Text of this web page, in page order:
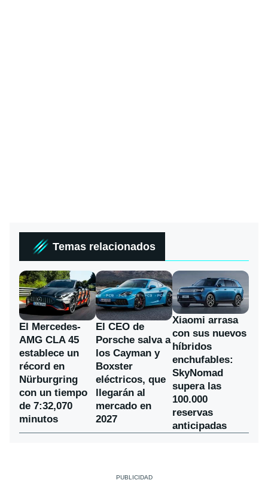
Temas relacionados
El Mercedes-
AMG CLA 45
establece un
récord en
Nürburgring
con un tiempo
de 7:32,070
minutos
El CEO de
Porsche salva a
los Cayman y
Boxster
eléctricos, que
llegarán al
mercado en
2027
Xiaomi arrasa
con sus nuevos
híbridos
enchufables:
SkyNomad
supera las
100.000
reservas
anticipadas